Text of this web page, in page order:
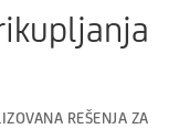
REŠENJA ZA